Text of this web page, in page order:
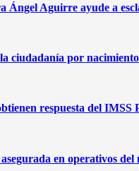
Ángel Aguirre ayude a
ciudadanía por
respuesta del IMSS
en operativos del